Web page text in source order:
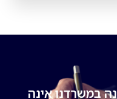
במשרדנו אינה